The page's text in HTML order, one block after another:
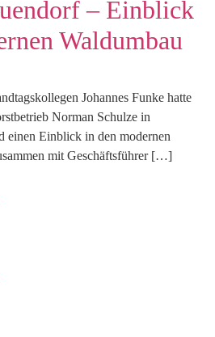
– Einblick
Waldumbau
Johannes Funke hatte
Norman Schulze in
einen Einblick in den modernen
mit Geschäftsführer […]